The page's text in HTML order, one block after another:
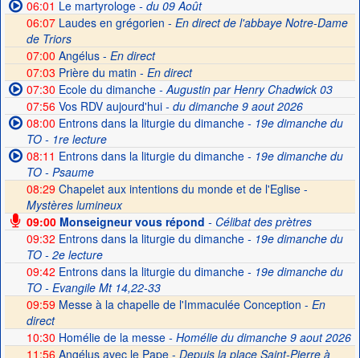
06:01 Le martyrologe- du 09 Août
06:07Laudes en grégorien - En direct de l'abbaye Notre-Dame
de Triors
07:00 Angélus - En direct
07:03 Prière du matin - En direct
07:30 Ecole du dimanche- Augustin par Henry Chadwick 03
07:56Vos RDV aujourd'hui- du dimanche 9 aout 2026
08:00 Entrons dans la liturgie du dimanche- 19e dimanche du
TO - 1re lecture
08:11 Entrons dans la liturgie du dimanche- 19e dimanche du
TO - Psaume
08:29 Chapelet aux intentions du monde et de l'Eglise -
Mystères lumineux
09:00Monseigneur vous répond - Célibat des prètres
09:32 Entrons dans la liturgie du dimanche- 19e dimanche du
TO - 2e lecture
09:42 Entrons dans la liturgie du dimanche- 19e dimanche du
TO - Evangile Mt 14,22-33
09:59 Messe à la chapelle de l'Immaculée Conception - En
direct
10:30 Homélie de la messe- Homélie du dimanche 9 aout 2026
11:56 Angélus avec le Pape - Depuis la place Saint-Pierre à